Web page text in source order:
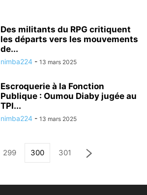
Des militants du RPG critiquent
les départs vers les mouvements
de...
nimba224 - 13 mars 2025
Escroquerie à la Fonction
Publique : Oumou Diaby jugée au
TPI...
nimba224 - 13 mars 2025
299 300 301